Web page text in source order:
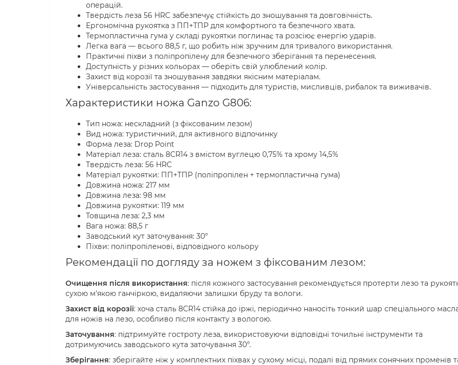
операцій.
Твердість леза 56 HRC забезпечує стійкість до зношування та довговічність.
Ергономічна рукоятка з ПП+ТПР для комфортного та безпечного хвата.
Термопластична гума у складі рукоятки поглинає та розсіює енергію ударів.
Легка вага — всього 88,5 г, що робить ніж зручним для тривалого використання.
Практичні піхви з поліпропілену для безпечного зберігання та перенесення.
Доступність у різних кольорах — оберіть свій улюблений колір.
Захист від корозії та зношування завдяки якісним матеріалам.
Універсальність застосування — підходить для туристів, мисливців, рибалок та виживачів.
Характеристики ножа Ganzo G806:
Тип ножа: нескладний (з фіксованим лезом)
Вид ножа: туристичний, для активного відпочинку
Форма леза: Drop Point
Матеріал леза: сталь 8CR14 з вмістом вуглецю 0,75% та хрому 14,5%
Твердість леза: 56 HRC
Матеріал рукоятки: ПП+ТПР (поліпропілен + термопластична гума)
Довжина ножа: 217 мм
Довжина леза: 98 мм
Довжина рукоятки: 119 мм
Товщина леза: 2,3 мм
Вага ножа: 88,5 г
Заводський кут заточування: 30°
Піхви: поліпропіленові, відповідного кольору
Рекомендації по догляду за ножем з фіксованим лезом:
Очищення після використання: після кожного застосування рекомендується протерти лезо та
сухою м'якою ганчіркою, видаляючи залишки бруду та вологи.
Захист від корозії: хоча сталь 8CR14 стійка до іржі, періодично наносіть тонкий шар спеціального
для ножів на лезо, особливо після контакту з вологою.
Заточування: підтримуйте гостроту леза, використовуючи відповідні точильні інструменти та
дотримуючись заводського кута заточування 30°.
Зберігання: зберігайте ніж у комплектних піхвах у сухому місці, подалі від прямих сонячних променів